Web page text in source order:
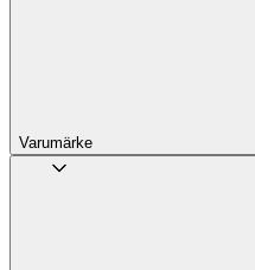
Varumärke